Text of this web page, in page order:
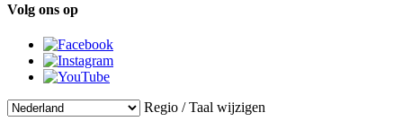
Volg ons op
Regio / Taal wijzigen